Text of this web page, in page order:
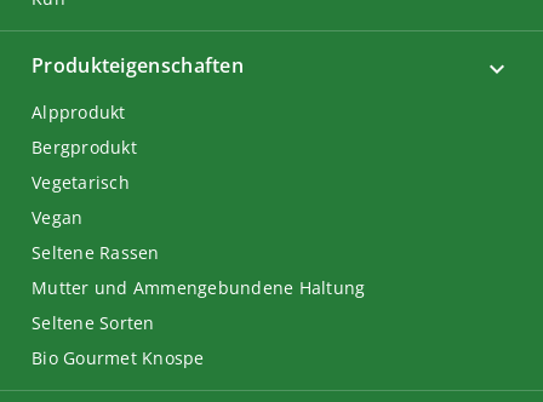
Produkteigenschaften
Alpprodukt
Bergprodukt
Vegetarisch
Vegan
Seltene Rassen
Mutter und Ammengebundene Haltung
Seltene Sorten
Bio Gourmet Knospe